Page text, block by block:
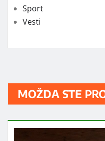
Ekonomija
Hronika
Program
Promo
Sport